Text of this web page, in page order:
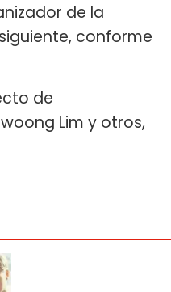
de la
conforme
de
Lim y otros,